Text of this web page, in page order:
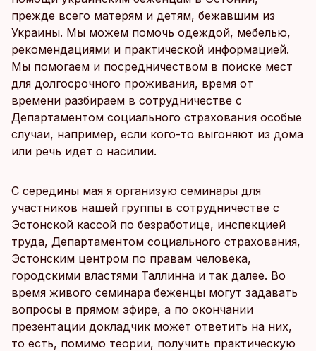
прежде всего матерям и детям, бежавшим из
Украины. Мы можем помочь одеждой, мебелью,
рекомендациями и практической информацией.
Мы помогаем и посредничеством в поиске мест
для долгосрочного проживания, время от
времени разбираем в сотрудничестве с
Департаментом социального страхования особые
случаи, например, если кого-то выгоняют из дома
или речь идет о насилии.
С середины мая я организую семинары для
участников нашей группы в сотрудничестве с
Эстонской кассой по безработице, инспекцией
труда, Департаментом социального страхования,
Эстонским центром по правам человека,
городскими властями Таллинна и так далее. Во
время живого семинара беженцы могут задавать
вопросы в прямом эфире, а по окончании
презентации докладчик может ответить на них,
то есть, помимо теории, получить практическую